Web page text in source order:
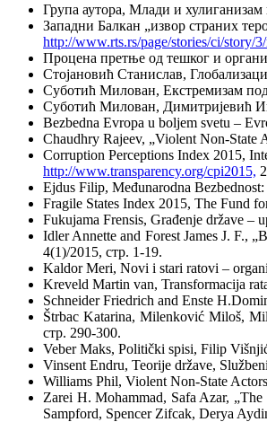
Група аутора, Млади и
Западни Балкан „извор страних
http://www.rts.rs/page/stories/ci/story/
Процена претње од тешког и
Стојановић Станислав,
Суботић Милован, Екстремизам под
Суботић Милован, Димитријевић
Bezbedna Evropa u boljem svetu –
Chaudhry Rajeev, „Violent Non-State
Corruption Perceptions Index 2015,
http://www.transparency.org/cpi2015,
Ejdus Filip, Međunarodna
Fragile States Index 2015, The Fund
Fukujama Frensis, Građenje države –
Idler Annette and Forest James J. F.,
4(1)/2015, стр. 1-19.
Kaldor Meri, Novi i stari ratovi –
Kreveld Martin van, Transformacija
Schneider Friedrich and Enste
Štrbac Katarina, Milenković Miloš,
стр. 290-300.
Veber Maks, Politički spisi, Filip
Vinsent Endru, Teorije države,
Williams Phil, Violent Non-State
Zarei H. Mohammad, Safa Azar,
Sampford, Spencer Zifcak, Derya